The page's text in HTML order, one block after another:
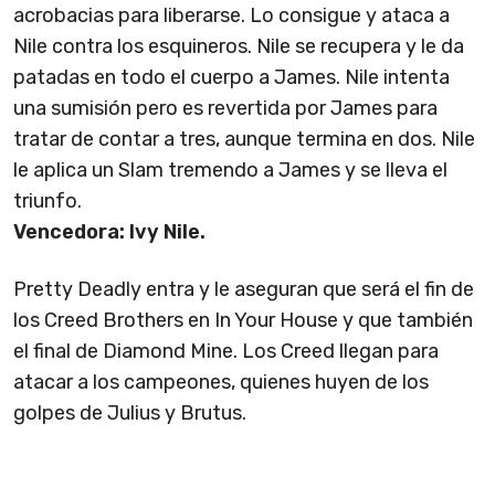
acrobacias para liberarse. Lo consigue y ataca a
Nile contra los esquineros. Nile se recupera y le da
patadas en todo el cuerpo a James. Nile intenta
una sumisión pero es revertida por James para
tratar de contar a tres, aunque termina en dos. Nile
le aplica un Slam tremendo a James y se lleva el
triunfo.
Vencedora: Ivy Nile.
Pretty Deadly entra y le aseguran que será el fin de
los Creed Brothers en In Your House y que también
el final de Diamond Mine. Los Creed llegan para
atacar a los campeones, quienes huyen de los
golpes de Julius y Brutus.